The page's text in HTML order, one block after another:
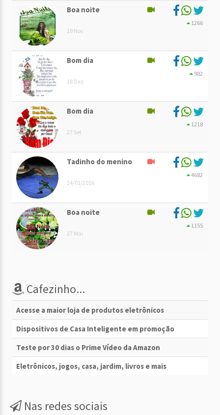
Boa noite
19 Nov
1266
Bom dia
18 Dez
982
Bom dia
27 Set
1218
Tadinho do menino
24/01/2016
4682
Boa noite
27 Mai
1155
Cafezinho...
Acesse a maior loja de produtos eletrônicos
Dispositivos de Casa Inteligente em promoção
Teste por 30 dias o Prime Vídeo da Amazon
Eletrônicos, jogos, casa, jardim, livros e mais
Nas redes sociais